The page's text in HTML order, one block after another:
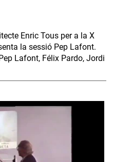
Enric Tous per a la X
la sessió Pep Lafont.
Lafont, Félix Pardo, Jordi